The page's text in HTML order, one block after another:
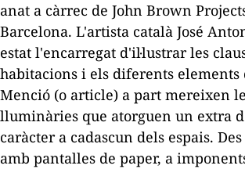
anat a càrrec de John Brown
Barcelona. L'artista català José
estat l'encarregat d'il·lustrar les
habitacions i els diferents elements
Menció (o article) a part mereixen
lluminàries que atorguen un extra
caràcter a cadascun dels espais.
amb pantalles de paper, a